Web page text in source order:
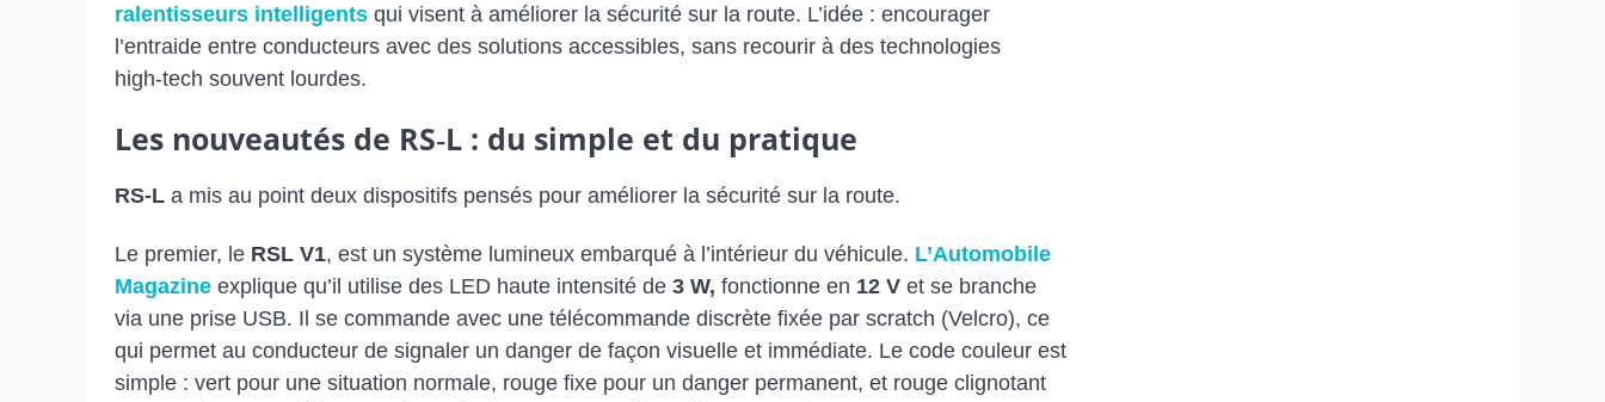
ralentisseurs intelligents qui visent à améliorer la sécurité sur la route. L’idée : encourager
l’entraide entre conducteurs avec des solutions accessibles, sans recourir à des technologies
high‑tech souvent lourdes.
Les nouveautés de RS‑L : du simple et du pratique
RS-L a mis au point deux dispositifs pensés pour améliorer la sécurité sur la route.
Le premier, le RSL V1, est un système lumineux embarqué à l’intérieur du véhicule. L’Automobile
Magazine explique qu’il utilise des LED haute intensité de 3 W, fonctionne en 12 V et se branche
via une prise USB. Il se commande avec une télécommande discrète fixée par scratch (Velcro), ce
qui permet au conducteur de signaler un danger de façon visuelle et immédiate. Le code couleur est
simple : vert pour une situation normale, rouge fixe pour un danger permanent, et rouge clignotant